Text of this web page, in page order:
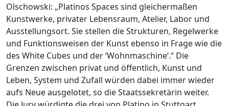
Olschowski: „Platinos Spaces sind gleichermaßen
Kunstwerke, privater Lebensraum, Atelier, Labor und
Ausstellungsort. Sie stellen die Strukturen, Regelwerke
und Funktionsweisen der Kunst ebenso in Frage wie die
des White Cubes und der ‘Wohnmaschine‘.“ Die
Grenzen zwischen privat und öffentlich, Kunst und
Leben, System und Zufall würden dabei immer wieder
aufs Neue ausgelotet, so die Staatssekretärin weiter.